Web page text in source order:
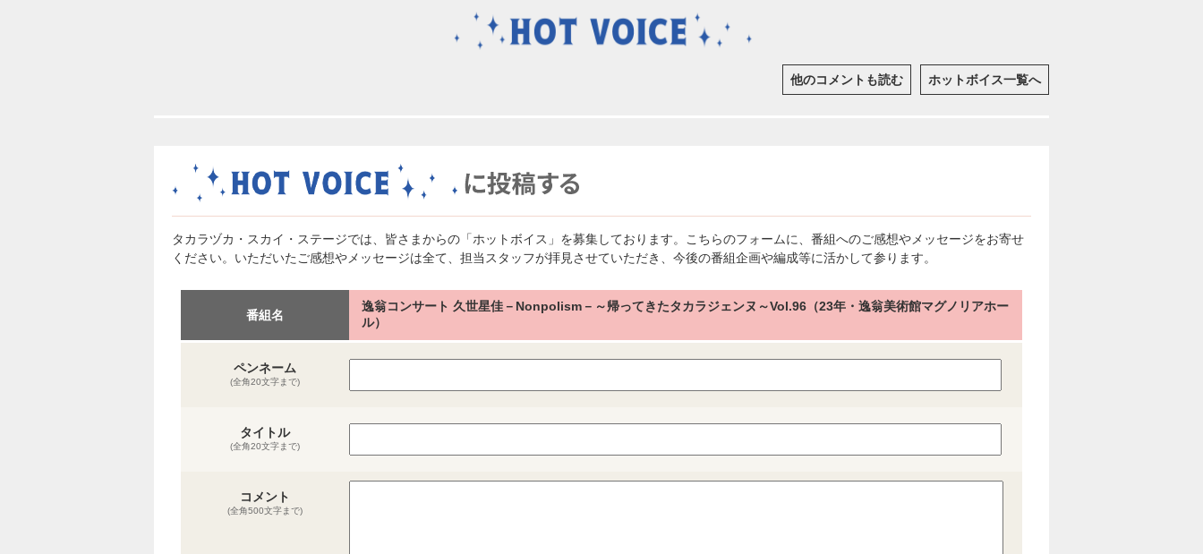
他のコメントも読む ホットボイス一覧へ
タカラヅカ・スカイ・ステージでは、皆さまからの「ホットボイス」を募集しております。こちらのフォームに、番組へのご感想やメッセージをお寄せ
ください。いただいたご感想やメッセージは全て、担当スタッフが拝見させていただき、今後の番組企画や編成等に活かして参ります。
番組名
逸翁コンサート 久世星佳－Nonpolism－～帰ってきたタカラジェンヌ～Vol.96（23年・逸翁美術館マグノリアホー
ル）
ペンネーム
(全角20文字まで)
タイトル
(全角20文字まで)
コメント
(全角500文字まで)